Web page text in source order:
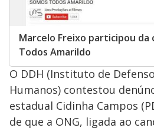
Marcelo Freixo participou da
Todos Amarildo
O DDH (Instituto de
Humanos) contestou
estadual Cidinha Campos
de que a ONG, ligada ao